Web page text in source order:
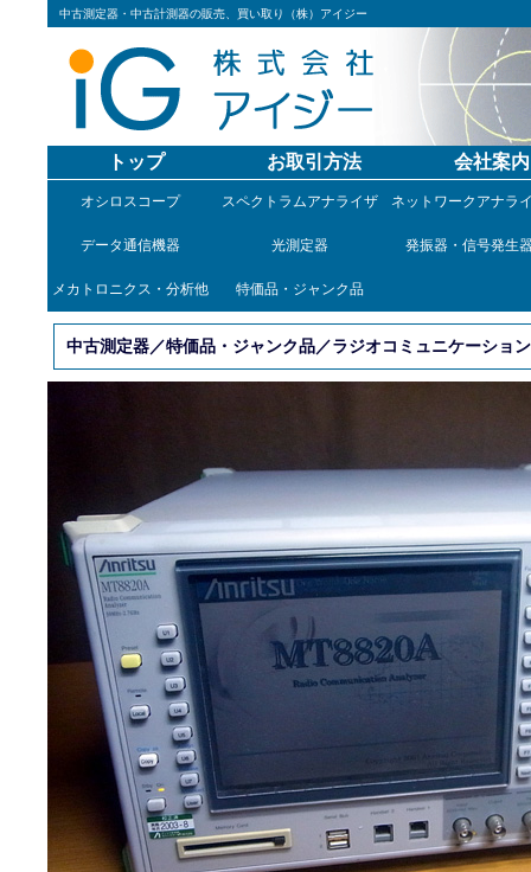
中古測定器・中古計測器の販売、買い取り（株）アイジー
トップ お取引方法 会社案内
オシロスコープ スペクトラムアナライザ ネットワークアナラ
データ通信機器 光測定器 発振器・信号発生
メカトロニクス・分析他 特価品・ジャンク品
中古測定器／特価品・ジャンク品／ラジオコミュニケーショ